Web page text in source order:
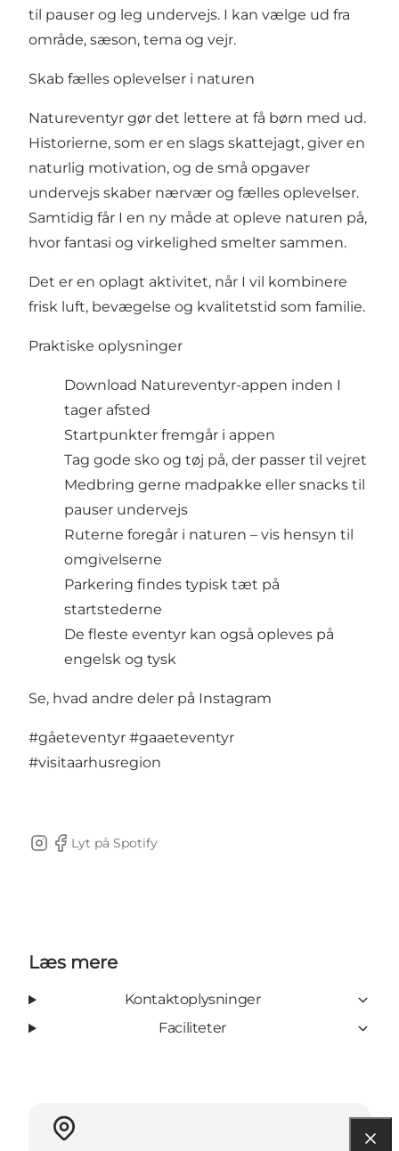
til pauser og leg undervejs. I kan vælge ud fra
område, sæson, tema og vejr.
Skab fælles oplevelser i naturen
Natureventyr gør det lettere at få børn med ud.
Historierne, som er en slags skattejagt, giver en
naturlig motivation, og de små opgaver
undervejs skaber nærvær og fælles oplevelser.
Samtidig får I en ny måde at opleve naturen på,
hvor fantasi og virkelighed smelter sammen.
Det er en oplagt aktivitet, når I vil kombinere
frisk luft, bevægelse og kvalitetstid som familie.
Praktiske oplysninger
Download Natureventyr-appen inden I
tager afsted
Startpunkter fremgår i appen
Tag gode sko og tøj på, der passer til vejret
Medbring gerne madpakke eller snacks til
pauser undervejs
Ruterne foregår i naturen – vis hensyn til
omgivelserne
Parkering findes typisk tæt på
startstederne
De fleste eventyr kan også opleves på
engelsk og tysk
Se, hvad andre deler på Instagram
#gåeteventyr #gaaeteventyr
#visitaarhusregion
Instagram
Facebook
Lyt på Spotify
Læs mere
Kontaktoplysninger
Faciliteter